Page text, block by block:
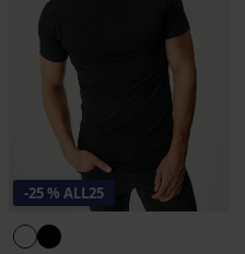
-25 % ALL25